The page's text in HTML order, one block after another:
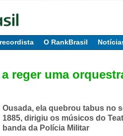
O RankBrasil
reger uma
Ousada, ela quebrou tabus no
1885, dirigiu os músicos do
banda da Polícia Militar